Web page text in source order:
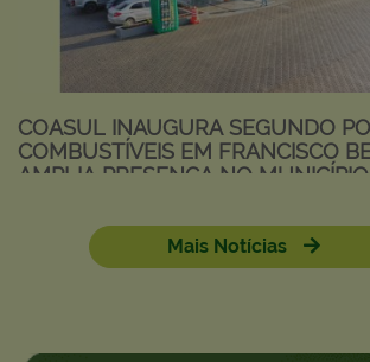
COASUL INAUGURA SEGUNDO
COMBUSTÍVEIS EM FRANCISCO
AMPLIA PRESENÇA NO MUNICÍPIO
Mais Notícias